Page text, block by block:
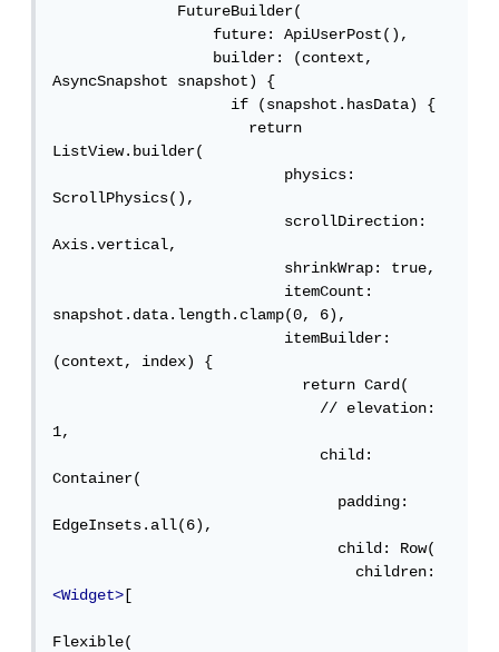
              FutureBuilder(
                  future: ApiUserPost(),
                  builder: (context,
AsyncSnapshot snapshot) {
                    if (snapshot.hasData) {
                      return
ListView.builder(
                          physics:
ScrollPhysics(),
                          scrollDirection:
Axis.vertical,
                          shrinkWrap: true,
                          itemCount:
snapshot.data.length.clamp(0, 6),
                          itemBuilder:
(context, index) {
                            return Card(
                              // elevation:
1,
                              child:
Container(
                                padding:
EdgeInsets.all(6),
                                child: Row(
<Widget> [
Flexible(